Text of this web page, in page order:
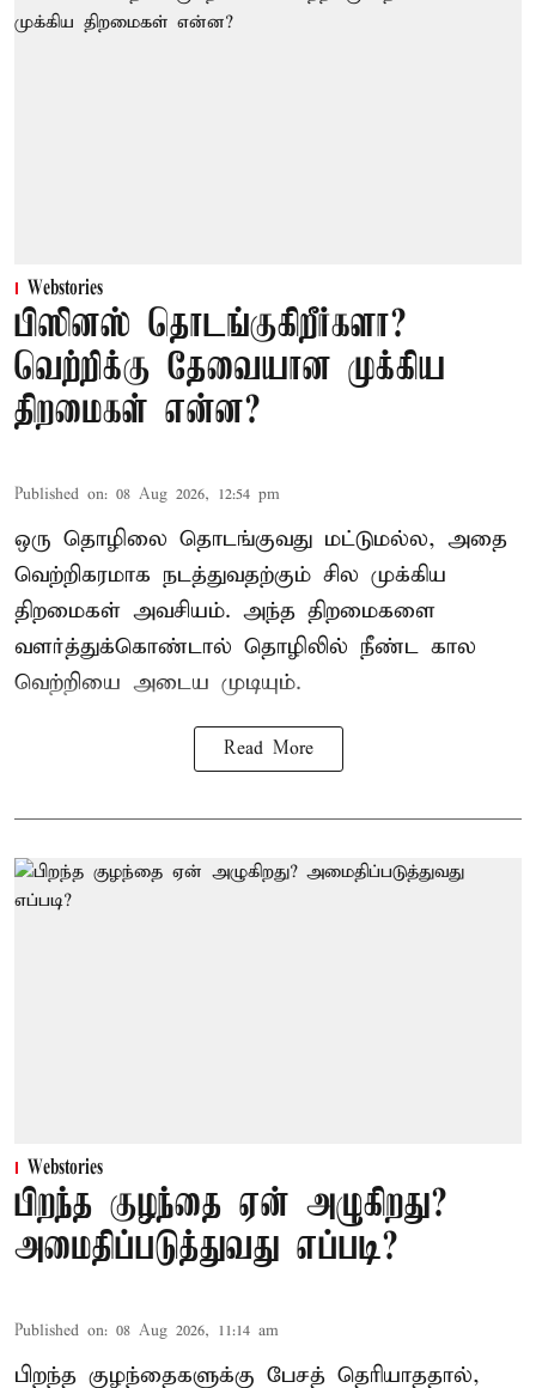
Webstories
பிஸினஸ் தொடங்குகிறீர்களா?
வெற்றிக்கு தேவையான முக்கிய
திறமைகள் என்ன?
Published on: 08 Aug 2026, 12:54 pm
ஒரு தொழிலை தொடங்குவது மட்டுமல்ல, அதை
வெற்றிகரமாக நடத்துவதற்கும் சில முக்கிய
திறமைகள் அவசியம். அந்த திறமைகளை
வளர்த்துக்கொண்டால் தொழிலில் நீண்ட கால
வெற்றியை அடைய முடியும்.
Read More
Webstories
பிறந்த குழந்தை ஏன் அழுகிறது?
அமைதிப்படுத்துவது எப்படி?
Published on: 08 Aug 2026, 11:14 am
பிறந்த குழந்தைகளுக்கு பேசத் தெரியாததால்,